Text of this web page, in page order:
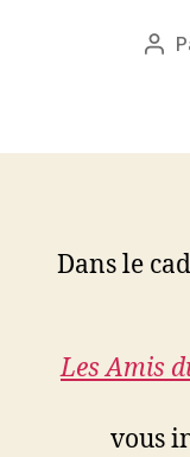
Dans le
Les Amis
vous